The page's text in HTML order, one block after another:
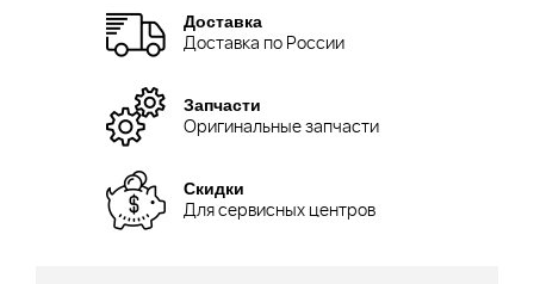
Доставка
Доставка по России
Запчасти
Оригинальные запчасти
Скидки
Для сервисных центров